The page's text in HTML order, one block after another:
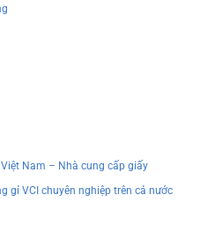
Việt Nam – Nhà cung cấp giấy
gỉ VCI chuyên nghiệp trên cả nước